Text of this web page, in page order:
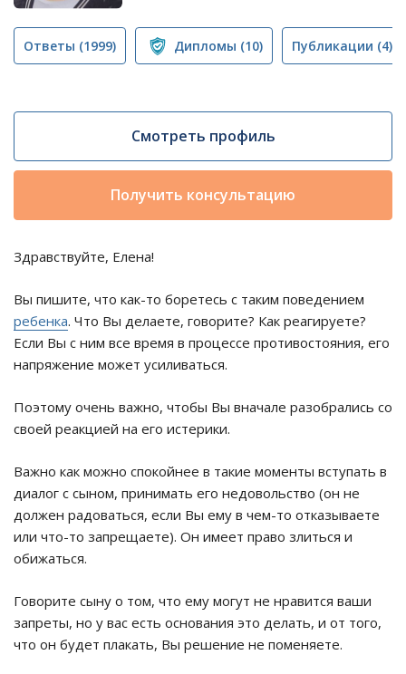
Ответы (1999) Дипломы (10) Публикации (4)
Смотреть профиль
Получить консультацию
Здравствуйте, Елена!
Вы пишите, что как-то боретесь с таким поведением
ребенка. Что Вы делаете, говорите? Как реагируете?
Если Вы с ним все время в процессе противостояния, его
напряжение может усиливаться.
Поэтому очень важно, чтобы Вы вначале разобрались со
своей реакцией на его истерики.
Важно как можно спокойнее в такие моменты вступать в
диалог с сыном, принимать его недовольство (он не
должен радоваться, если Вы ему в чем-то отказываете
или что-то запрещаете). Он имеет право злиться и
обижаться.
Говорите сыну о том, что ему могут не нравится ваши
запреты, но у вас есть основания это делать, и от того,
что он будет плакать, Вы решение не поменяете.